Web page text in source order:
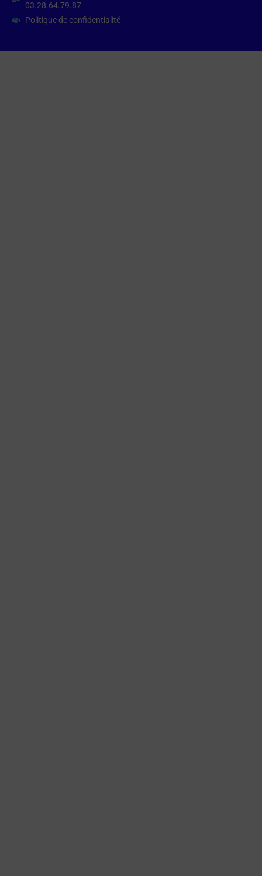
03.28.64.79.87
Politique de confidentialité